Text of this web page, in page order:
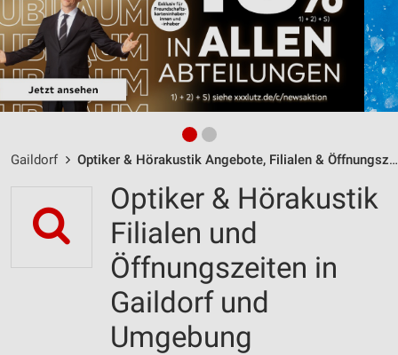
Gaildorf Optiker & Hörakustik Angebote, Filialen & Öffnungszeiten
Optiker & Hörakustik
Filialen und
Öffnungszeiten in
Gaildorf und
Umgebung